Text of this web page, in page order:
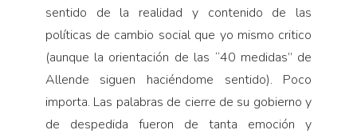
sentido de la realidad y contenido de las
políticas de cambio social que yo mismo critico
(aunque la orientación de las “40 medidas” de
Allende siguen haciéndome sentido). Poco
importa. Las palabras de cierre de su gobierno y
de despedida fueron de tanta emoción y